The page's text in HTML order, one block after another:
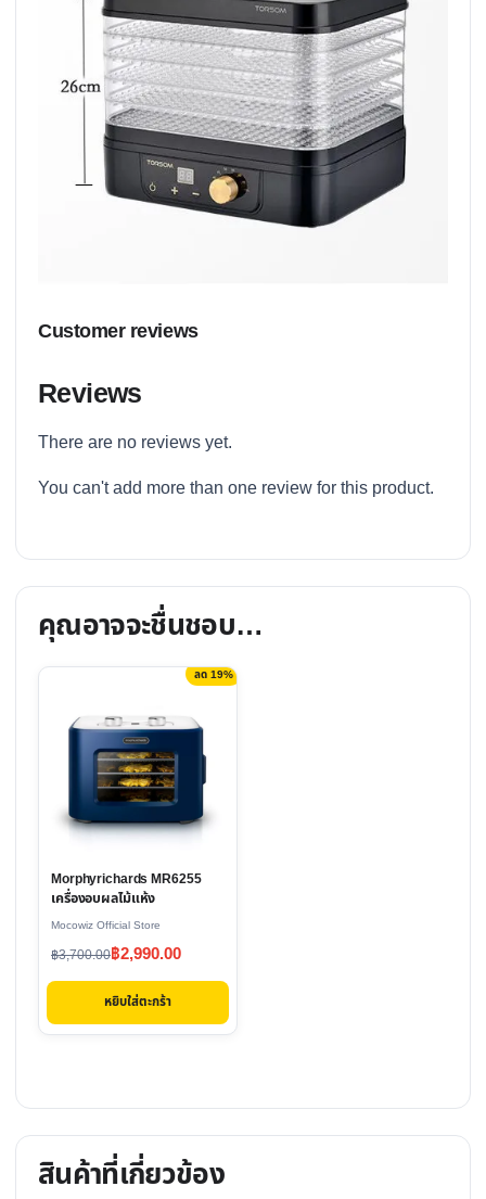
Customer reviews
Reviews
There are no reviews yet.
You can't add more than one review for this product.
คุณอาจจะชื่นชอบ…
ลด 19%
Morphyrichards MR6255
เครื่องอบผลไม้แห้ง
Mocowiz Official Store
฿3,700.00
Original
price
฿3,700.00.
฿2,990.00
Current
price
฿2,990.00.
หยิบใส่ตะกร้า
สินค้าที่เกี่ยวข้อง